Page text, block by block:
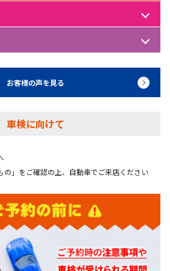
お客様の声を見る
車検に向けて
の」をご確認の上、自動車でご来店ください